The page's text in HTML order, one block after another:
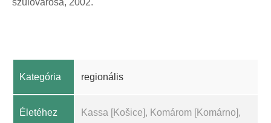
szülővárosa, 2002.
Kategória regionális
Életéhez
Kassa [Košice], Komárom [Komárno],